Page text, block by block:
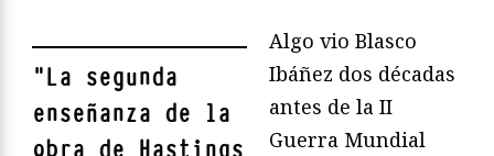
"La segunda
enseñanza de la
Algo vio Blasco
Ibáñez dos décadas
antes de la II
Guerra Mundial